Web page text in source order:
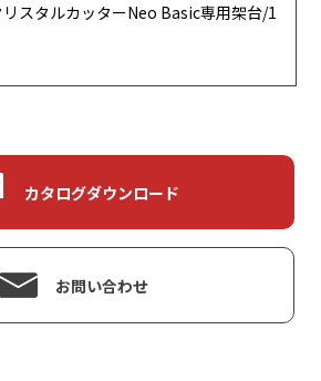
スタルカッターNeo Basic専用架台/1
カタログダウンロード
お問い合わせ